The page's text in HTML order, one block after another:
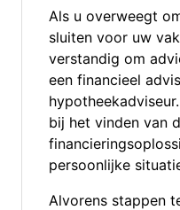
Als u overweegt
sluiten voor uw
verstandig om
een financieel
bij het vinden van
persoonlijke
Alvorens stappen